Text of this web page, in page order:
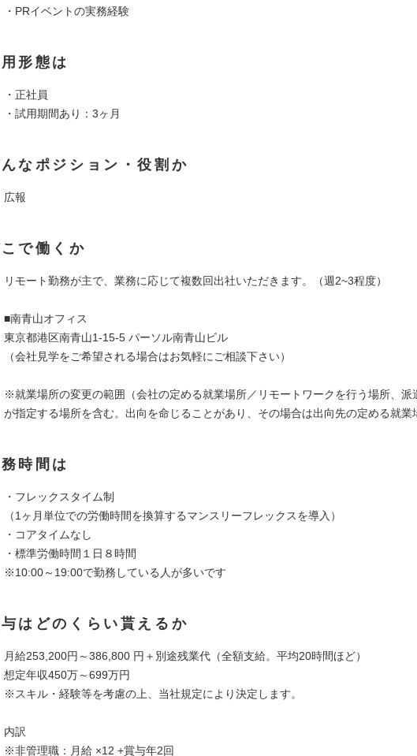
・PRイベントの実務経験
形態は
・正社員
・試用期間あり：3ヶ月
んなポジション・役割か
広報
こで働くか
リモート勤務が主で、業務に応じて複数回出社いただきます。（週2~3程度）
■南青山オフィス
東京都港区南青山1-15-5 パーソル南青山ビル
（会社見学をご希望される場合はお気軽にご相談下さい）
※就業場所の変更の範囲（会社の定める就業場所／リモートワークを行う場所、派
が指定する場所を含む。出向を命じることがあり、その場合は出向先の定める就業
時間は
・フレックスタイム制
（1ヶ月単位での労働時間を換算するマンスリーフレックスを導入）
・コアタイムなし
・標準労働時間１日８時間
※10:00～19:00で勤務している人が多いです
はどのくらい貰えるか
月給253,200円～386,800 円＋別途残業代（全額支給。平均20時間ほど）
想定年収450万～699万円
※スキル・経験等を考慮の上、当社規定により決定します。
内訳
※非管理職：月給 ×12 +賞与年2回